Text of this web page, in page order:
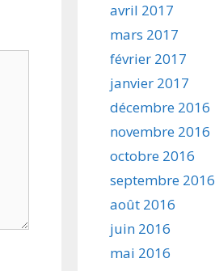
avril 2017
mars 2017
février 2017
janvier 2017
décembre 2016
novembre 2016
octobre 2016
septembre 2016
août 2016
juin 2016
mai 2016